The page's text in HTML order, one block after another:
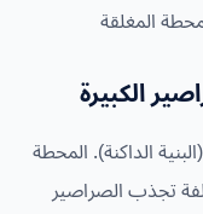
المغلقة
الداكنة). المحطة
تجذب الصراصير